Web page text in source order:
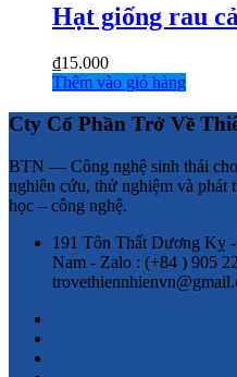
Hạt giống rau
₫15.000
Thêm vào giỏ hàng
Cty Cổ Phần Trở Về
BTN — Công nghệ sinh thái
nghiên cứu, thử nghiệm và phát
học – công nghệ.
191 Tôn Thất Dương Kỵ
Nam - Zalo : (+84 ) 905